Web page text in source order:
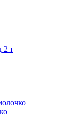
2 т